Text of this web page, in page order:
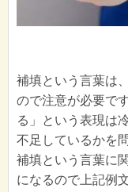
補填という言葉は
ので注意が必要で
る」という表現は
不足しているかを
補填という言葉に
になるので上記例